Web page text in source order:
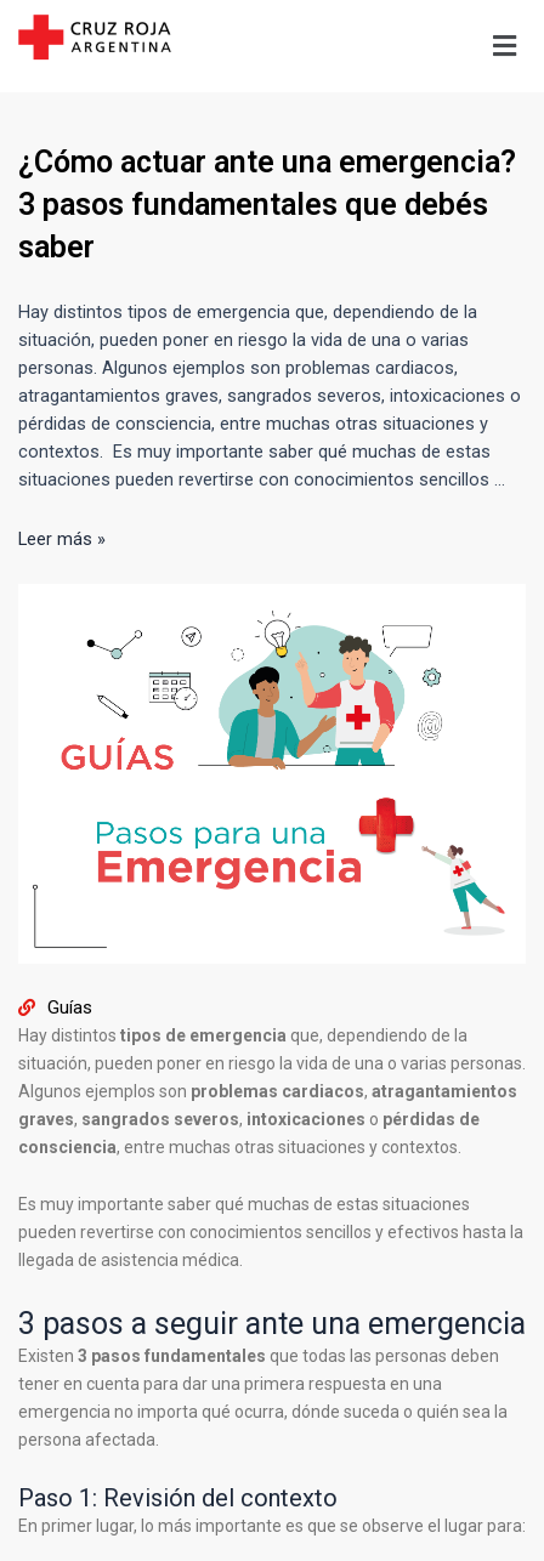
¿Cómo actuar ante una emergencia?
3 pasos fundamentales que debés
saber
Hay distintos tipos de emergencia que, dependiendo de la
situación, pueden poner en riesgo la vida de una o varias
personas. Algunos ejemplos son problemas cardiacos,
atragantamientos graves, sangrados severos, intoxicaciones o
pérdidas de consciencia, entre muchas otras situaciones y
contextos. Es muy importante saber qué muchas de estas
situaciones pueden revertirse con conocimientos sencillos …
¿Cómo
actuar
ante
una
emergencia?
3
pasos
que
Leer más »
Guías
Hay distintos tipos de emergencia que, dependiendo de la
situación, pueden poner en riesgo la vida de una o varias personas.
Algunos ejemplos son problemas cardiacos, atragantamientos
graves, sangrados severos, intoxicaciones o pérdidas de
consciencia, entre muchas otras situaciones y contextos.
Es muy importante saber qué muchas de estas situaciones
pueden revertirse con conocimientos sencillos y efectivos hasta la
llegada de asistencia médica.
3 pasos a seguir ante una emergencia
Existen 3 pasos fundamentales que todas las personas deben
tener en cuenta para dar una primera respuesta en una
emergencia no importa qué ocurra, dónde suceda o quién sea la
persona afectada.
Paso 1: Revisión del contexto
En primer lugar, lo más importante es que se observe el lugar para: